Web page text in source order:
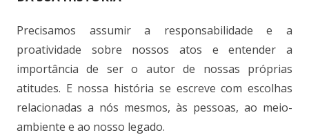
Precisamos assumir a responsabilidade e a
proatividade sobre nossos atos e entender a
importância de ser o autor de nossas próprias
atitudes. E nossa história se escreve com escolhas
relacionadas a nós mesmos, às pessoas, ao meio-
ambiente e ao nosso legado.